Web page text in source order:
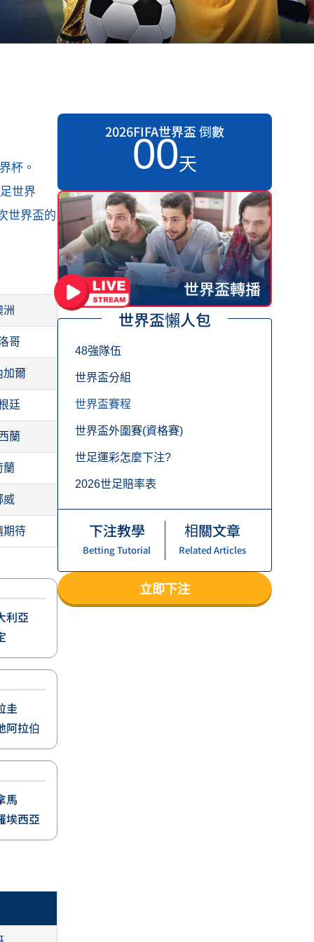
杯。
世界
世界盃的
洲
哥
加爾
廷
蘭
蘭
威
期待
利亞
圭
阿拉伯
馬
埃西亞
2026FIFA世界盃 倒數
00天
世界盃轉播
世界盃懶人包
48強隊伍
世界盃分組
世界盃賽程
世界盃外圍賽(資格賽)
世足運彩怎麼下注?
2026世足賠率表
下注教學
Betting Tutorial
相關文章
Related Articles
立即下注